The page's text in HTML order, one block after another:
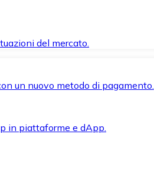
del mercato.
un nuovo metodo di pagamento.
in piattaforme e dApp.